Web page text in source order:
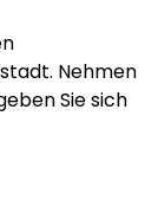
Nehmen
Sie sich